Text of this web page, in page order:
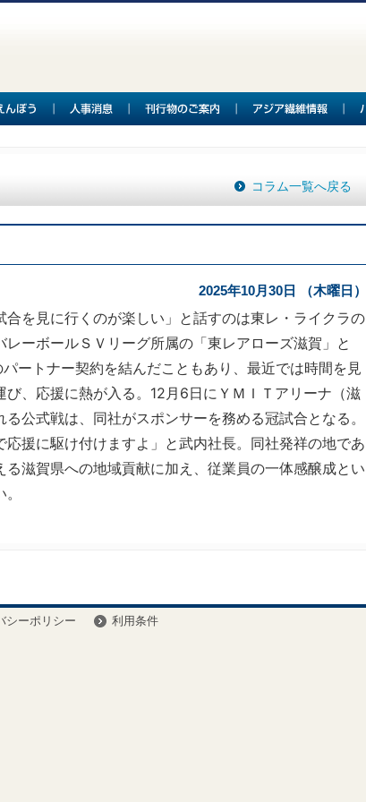
コラム一覧へ戻る
2025年10月30日 （木曜日）
を見に行くのが楽しい」と話すのは東レ・ライクラの
レーボールＳＶリーグ所属の「東レアローズ滋賀」と
ートナー契約を結んだこともあり、最近では時間を見
び、応援に熱が入る。12月6日にＹＭＩＴアリーナ（滋
公式戦は、同社がスポンサーを務める冠試合となる。
応援に駆け付けますよ」と武内社長。同社発祥の地であ
る滋賀県への地域貢献に加え、従業員の一体感醸成とい
シーポリシー 利用条件